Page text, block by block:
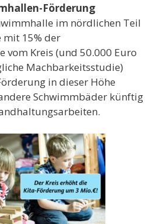
Förderung
im nördlichen Teil
mit 15% der
vom Kreis (und 50.000 Euro
Machbarkeitsstudie)
in dieser Höhe
Schwimmbäder künftig